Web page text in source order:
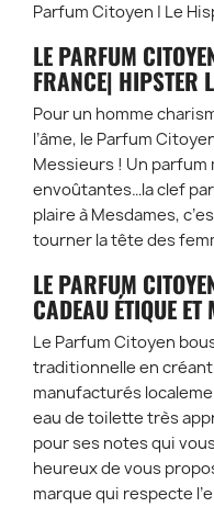
Parfum Citoyen | Le
LE PARFUM
FRANCE| HIPSTER
Pour un homme
l’âme, le Parfum
Messieurs ! Un parfum
envoûtantes…la clef
plaire à Mesdames,
tourner la tête des
LE PARFUM
CADEAU ÉTIQUE
Le Parfum Citoyen
traditionnelle en
manufacturés
eau de toilette très
pour ses notes qui
heureux de vous
marque qui respecte